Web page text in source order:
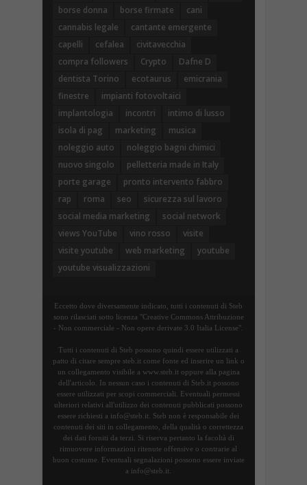
borse donna
borse firmate
cani
cannabis legale
cantante emergente
capelli
cefalea
civitavecchia
compra followers
Crypto
Dafne D
dentista Torino
ecotaurus
emicrania
finestre
impianti fotovoltaici
implantologia
incontri
intimo di lusso
isola di pag
marketing
musica
noleggio auto
noleggio bagni chimici
nuovo singolo
pelletteria made in Italy
porte garage
pronto intervento fabbro
rap
roma seo
sicurezza sul lavoro
social media marketing
social network
views YouTube
vino rosso
visite
visite youtube
web marketing
youtube
youtube visualizzazioni
Eccetto dove diversamente indicato, tutti i contenuti di Steb
sono rilasciati sotto licenza "Creative Commons Attribuzione
- Non commerciale - Non opere derivate 3.0 Italia License".
Tutti i contenuti di Steb possono quindi essere utilizzati a
patto di citare sempre steb.it come fonte ed inserire un link o
un collegamento visibile a www.steb.it oppure alla pagina
dell'articolo. In nessun caso i contenuti di Steb.it possono
essere utilizzati per scopi commerciali. Eventuali permessi
ulteriori relativi all'utilizzo dei contenuti pubblicati possono
essere richiesti a info@steb.it. Steb non è responsabile dei
contenuti dei siti in collegamento, della qualità o correttezza
dei dati forniti da terzi. Si riserva pertanto la facoltà di
rimuovere informazioni ritenute offensive o contrarie al
buon costume. Eventuali segnalazioni possono essere inviate
a info@steb.it.